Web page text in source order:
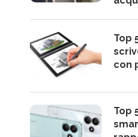
Top
con
Top